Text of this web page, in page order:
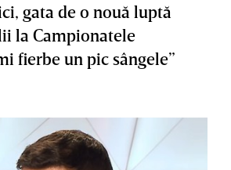
gata de o nouă luptă
la Campionatele
fierbe un pic sângele”